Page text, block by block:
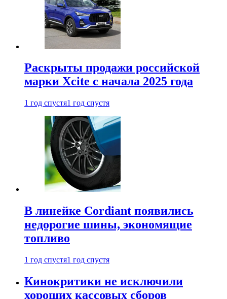
Раскрыты продажи российской
марки Xcite с начала 2025 года
1 год спустя1 год спустя
В линейке Cordiant появились
недорогие шины, экономящие
топливо
1 год спустя1 год спустя
Кинокритики не исключили
хороших кассовых сборов